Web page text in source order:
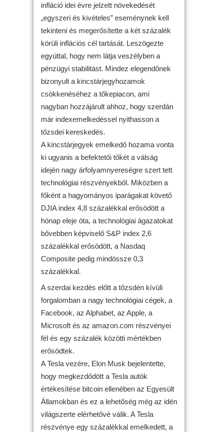
infláció idei évre jelzett növekedését
„egyszeri és kivételes” eseménynek kell
tekinteni és megerősítette a két százalék
körüli inflációs cél tartását. Leszögezte
egyúttal, hogy nem látja veszélyben a
pénzügyi stabilitást. Mindez elegendőnek
bizonyult a kincstárjegyhozamok
csökkenéséhez a tőkepiacon, ami
nagyban hozzájárult ahhoz, hogy szerdán
már indexemelkedéssel nyithasson a
tőzsdei kereskedés.
A kincstárjegyek emelkedő hozama vonta
ki ugyanis a befektetői tőkét a válság
idején nagy árfolyamnyereségre szert tett
technológiai részvényekből. Miközben a
főként a hagyományos iparágakat követő
DJIA index 4,8 százalékkal erősödött a
hónap eleje óta, a technológiai ágazatokat
bővebben képviselő S&P index 2,6
százalékkal erősödött, a Nasdaq
Composite pedig mindössze 0,3
százalékkal.
A szerdai kezdés előtt a tőzsdén kívüli
forgalomban a nagy technológiai cégek, a
Facebook, az Alphabet, az Apple, a
Microsoft és az amazon.com részvényei
fél és egy százalék közötti mértékben
erősödtek.
A Tesla vezére, Elon Musk bejelentette,
hogy megkezdődött a Tesla autók
értékesítése bitcoin ellenében az Egyesült
Államokban és ez a lehetőség még az idén
világszerte elérhetővé válik. A Tesla
részvénye egy százalékkal emelkedett, a